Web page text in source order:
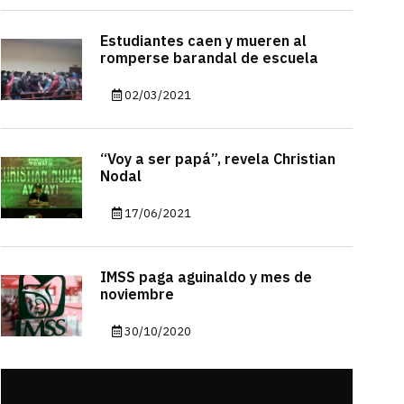
Estudiantes caen y mueren al
romperse barandal de escuela
02/03/2021
“Voy a ser papá”, revela Christian
Nodal
17/06/2021
IMSS paga aguinaldo y mes de
noviembre
30/10/2020